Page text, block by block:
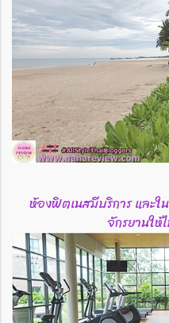
ห้องฟิตเนสมีบริการ และ
จักรยานให้